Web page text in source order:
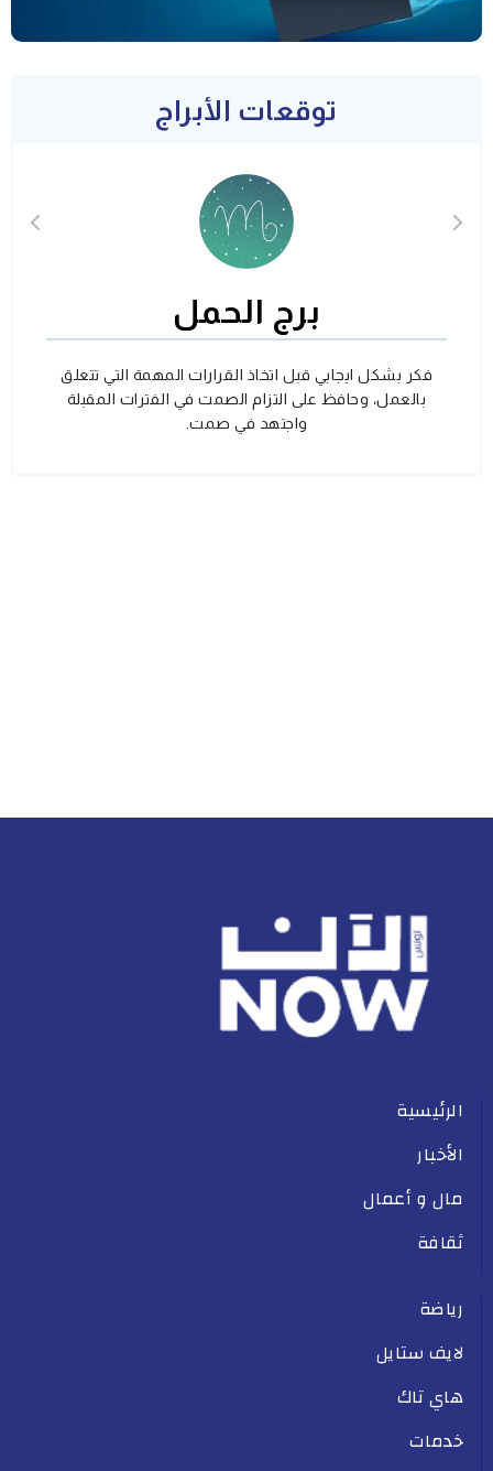
توقعات الأبراج
برج الحمل
فكر بشكل ايجابي قبل اتخاذ القرارات المهمة التي تتعلق
بالعمل، وحافظ على التزام الصمت في الفترات المقبلة
واجتهد في صمت.
الرئيسية
الأخبار
مال و أعمال
ثقافة
رياضة
لايف ستايل
هاي تاك
خدمات